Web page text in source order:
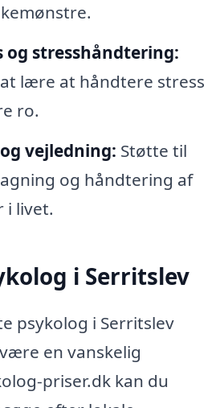
og stresshåndtering:
lære at håndtere stress
ro.
vejledning: Støtte til
og håndtering af
i livet.
i Serritslev
psykolog i Serritslev
en vanskelig
priser.dk kan du